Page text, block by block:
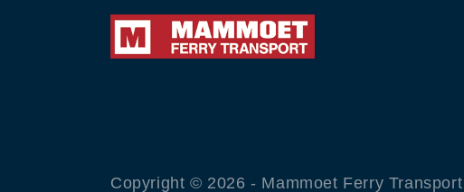
Copyright © 2026 - Mammoet Ferry